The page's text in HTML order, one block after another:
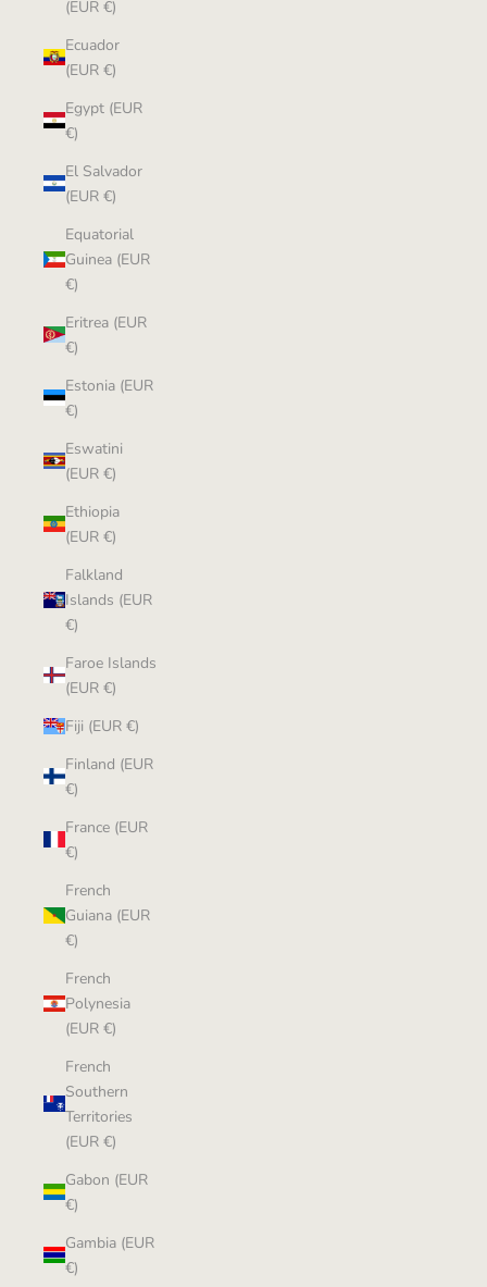
(EUR €)
Ecuador
(EUR €)
Egypt (EUR
€)
El Salvador
(EUR €)
Equatorial
Guinea (EUR
€)
Eritrea (EUR
€)
Estonia (EUR
€)
Eswatini
(EUR €)
Ethiopia
(EUR €)
Falkland
Islands (EUR
€)
Faroe Islands
(EUR €)
Fiji (EUR €)
Finland (EUR
€)
France (EUR
€)
French
Guiana (EUR
€)
French
Polynesia
(EUR €)
French
Southern
Territories
(EUR €)
Gabon (EUR
€)
Gambia (EUR
€)